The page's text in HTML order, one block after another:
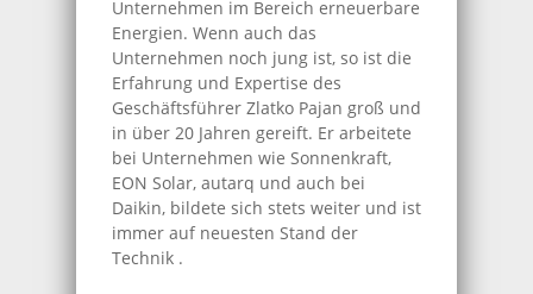
Unternehmen im Bereich erneuerbare
Energien. Wenn auch das
Unternehmen noch jung ist, so ist die
Erfahrung und Expertise des
Geschäftsführer Zlatko Pajan groß und
in über 20 Jahren gereift. Er arbeitete
bei Unternehmen wie Sonnenkraft,
EON Solar, autarq und auch bei
Daikin, bildete sich stets weiter und ist
immer auf neuesten Stand der
Technik .